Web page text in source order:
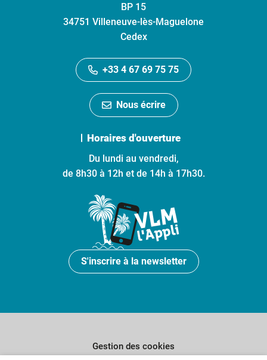
BP 15
34751 Villeneuve-lès-Maguelone
Cedex
+33 4 67 69 75 75
Nous écrire
Horaires d'ouverture
Du lundi au vendredi,
de 8h30 à 12h et de 14h à 17h30.
S'inscrire à la newsletter
Gestion des cookies